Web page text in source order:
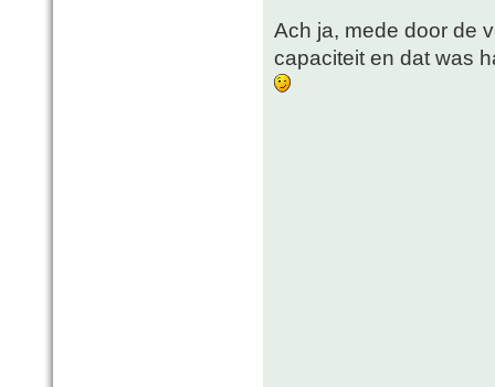
Ach ja, mede door de
capaciteit en dat was